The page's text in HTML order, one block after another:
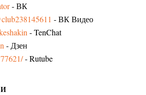
- ВК
- ВК Видео
- TenChat
- Дзен
- Rutube